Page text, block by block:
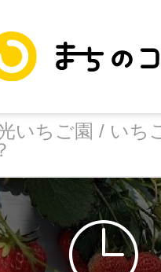
いちご園 / いち
トップ